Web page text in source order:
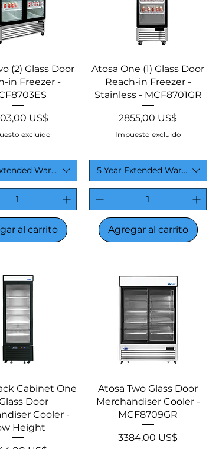
rápida
(2) Glass Door
in Freezer -
US$
excluido
Warranty
al carrito
Vista rápida
Atosa One (1) Glass Door
Reach-in Freezer -
Stainless - MCF8701GR
Precio
2855,00 US$
Impuesto excluido
5 Year Extended Warranty
Agregar al carrito
rápida
Cabinet One
Door
Cooler -
Height
Vista rápida
Atosa Two Glass Door
Merchandiser Cooler -
MCF8709GR
Precio
3384,00 US$